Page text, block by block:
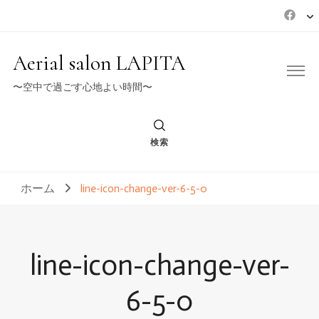
Aerial salon LAPITA
〜空中で過ごす心地よい時間〜
検索
ホーム line-icon-change-ver-6-5-0
line-icon-change-ver-
6-5-0